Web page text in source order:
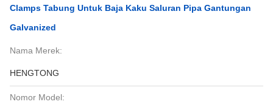
Clamps Tabung Untuk Baja Kaku Saluran Pipa Gantungan
Galvanized
Nama Merek:
HENGTONG
Nomor Model: